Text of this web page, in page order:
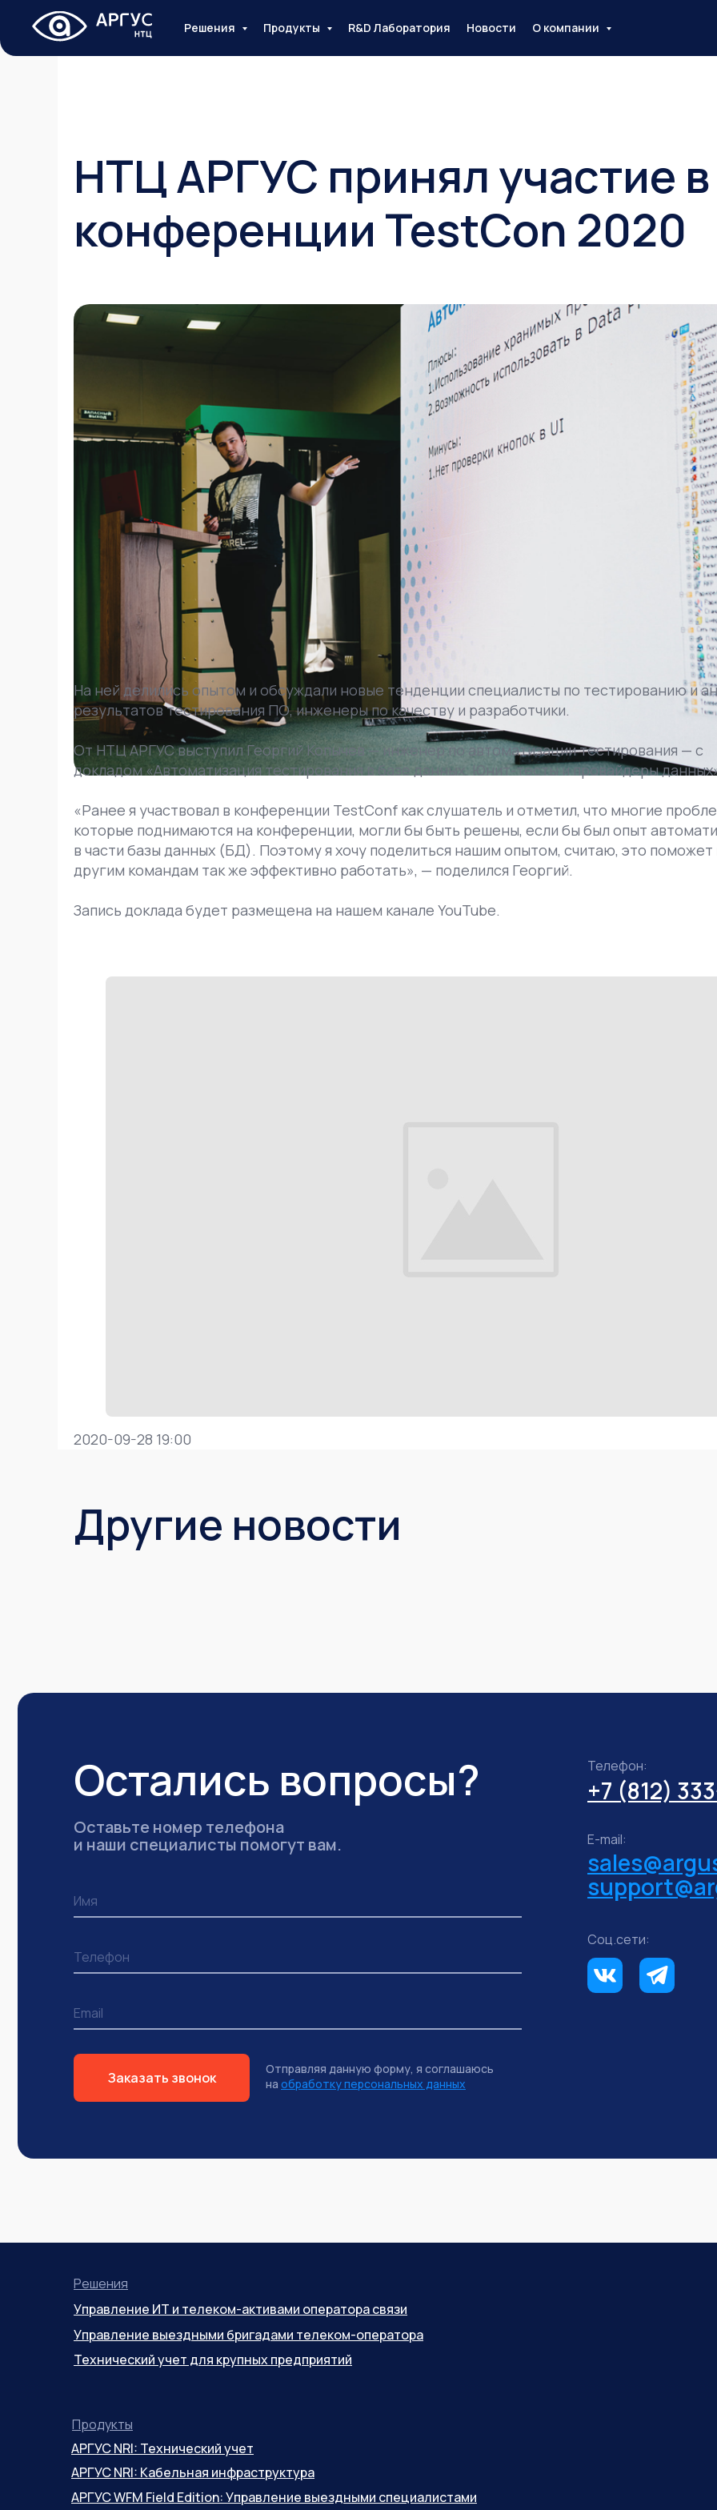
Решения Продукты R&D Лаборатория Новости О компании
НТЦ АРГУС принял участие в
конференции TestCon 2020
На ней делились опытом и обсуждали новые тенденции специалисты по тестированию и
результатов тестирования ПО, инженеры по качеству и разработчики.
От НТЦ АРГУС выступил Георгий Копычев — инженер по автоматизации тестирования — с
докладом «Автоматизация тестирования в базе данных. Юнит-тесты и провайдеры
«Ранее я участвовал в конференции TestConf как слушатель и отметил, что многие
которые поднимаются на конференции, могли бы быть решены, если бы был опыт
в части базы данных (БД). Поэтому я хочу поделиться нашим опытом, считаю, это поможет
другим командам так же эффективно работать», — поделился Георгий.
Запись доклада будет размещена на нашем канале YouTube.
2020-09-28 19:00
Другие новости
Остались вопросы?
Оставьте номер телефона
и наши специалисты помогут вам.
Заказать звонок
+7 (812)
Телефон:
E-mail:
Соц.сети:
Отправляя данную форму, я соглашаюсь
на обработку персональных данных
Решения
Продукты
Управление ИТ и телеком-активами оператора связи
АРГУС WFM Field Edition: Управление выездными специалистами
Управление выездными бригадами телеком-оператора
АРГУС NRI: Технический учет
Технический учет для крупных предприятий
АРГУС NRI: Кабельная инфраструктура